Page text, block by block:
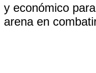
y económico
arena en